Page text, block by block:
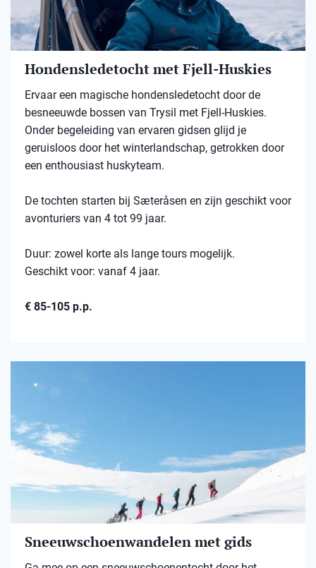
Hondensledetocht met Fjell-Huskies
Ervaar een magische hondensledetocht door de
besneeuwde bossen van Trysil met Fjell-Huskies.
Onder begeleiding van ervaren gidsen glijd je
geruisloos door het winterlandschap, getrokken door
een enthousiast huskyteam.
De tochten starten bij Sæteråsen en zijn geschikt voor
avonturiers van 4 tot 99 jaar.
Duur: zowel korte als lange tours mogelijk.
Geschikt voor: vanaf 4 jaar.
€ 85-105 p.p.
Sneeuwschoenwandelen met gids